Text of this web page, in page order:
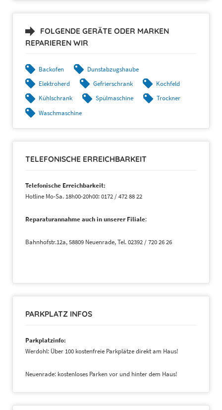
FOLGENDE GERÄTE ODER MARKEN
REPARIEREN WIR
Backofen
Dunstabzugshaube
Elektroherd
Gefrierschrank
Kochfeld
Kühlschrank
Spülmaschine
Trockner
Waschmaschine
TELEFONISCHE ERREICHBARKEIT
Telefonische Erreichbarkeit:
Hotline Mo-Sa. 18h00-20h00: 0172 / 472 88 22
Reparaturannahme auch in unserer Filiale:
Bahnhofstr.12a, 58809 Neuenrade, Tel. 02392 / 720 26 26
PARKPLATZ INFOS
Parkplatzinfo:
Werdohl: Über 100 kostenfreie Parkplätze direkt am Haus!
Neuenrade: kostenloses Parken vor und hinter dem Haus!